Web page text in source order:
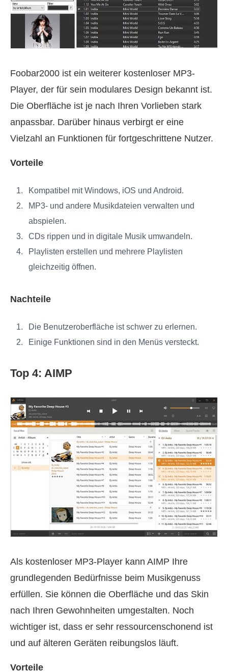
Foobar2000 ist ein weiterer kostenloser MP3-
Player, der für sein modulares Design bekannt ist.
Die Oberfläche ist je nach Ihren Vorlieben stark
anpassbar. Darüber hinaus verbirgt er eine
Vielzahl an Funktionen für fortgeschrittene Nutzer.
Vorteile
Kompatibel mit Windows, iOS und Android.
MP3- und andere Musikdateien verwalten und
abspielen.
CDs rippen und in digitale Musik umwandeln.
Playlisten erstellen und mehrere Playlisten
gleichzeitig öffnen.
Nachteile
Die Benutzeroberfläche ist schwer zu erlernen.
Einige Funktionen sind in den Menüs versteckt.
Top 4: AIMP
Als kostenloser MP3-Player kann AIMP Ihre
grundlegenden Bedürfnisse beim Musikgenuss
erfüllen. Sie können die Oberfläche und das Skin
nach Ihren Gewohnheiten umgestalten. Noch
wichtiger ist, dass er sehr ressourcenschonend ist
und auf älteren Geräten reibungslos läuft.
Vorteile